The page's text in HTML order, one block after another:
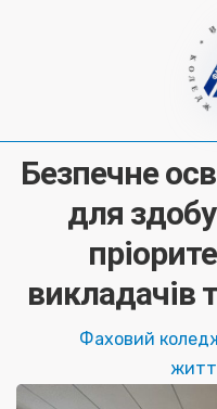
*
Безпечне
для
викладачів
Фаховий